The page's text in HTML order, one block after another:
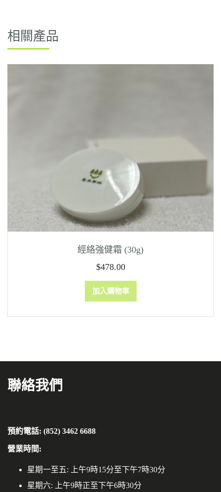
相關產品
經絡強健霜 (30g)
$478.00
加入購物車
聯絡我們
預約電話: (852) 3462 6688
營業時間:
星期一至五: 上午9時15分至下午7時30分
星期六: 上午9時正至下午6時30分